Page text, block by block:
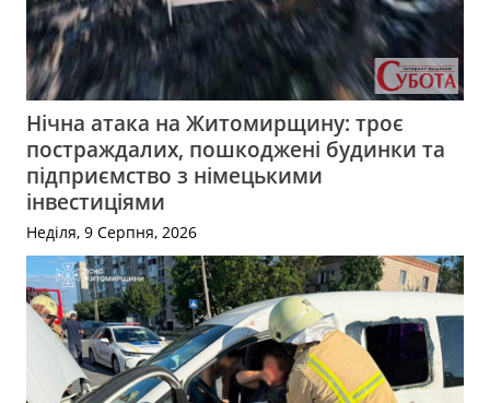
Нічна атака на Житомирщину: троє
постраждалих, пошкоджені будинки та
підприємство з німецькими
інвестиціями
Неділя, 9 Серпня, 2026